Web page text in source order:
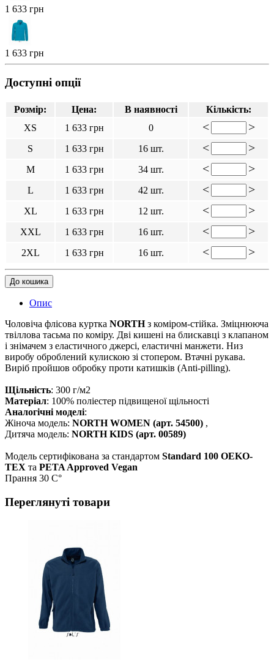
1 633 грн
1 633 грн
Доступні опції
Розмір: Цена: В наявності
Кількість:
XS
1 633 грн 0 < >
S 1 633 грн 16 шт. < >
M 1 633 грн 34 шт. < >
L 1 633 грн 42 шт. < >
XL 1 633 грн 12 шт. < >
XXL 1 633 грн 16 шт. < >
2XL 1 633 грн 16 шт. < >
До кошика
Опис
Чоловіча флісова куртка NORTHз коміром-стійка. Зміцнююча
твіллова тасьма по коміру. Дві кишені на блискавці з клапаном
і знімачем з еластичного джерсі, еластичні манжети. Низ
виробу оброблений кулискою зі стопером. Втачні рукава.
Виріб пройшов обробку проти катишків (Anti-pilling).
Щільність: 300 г/м2
Матеріал: 100% поліестер підвищеної щільності
Аналогічні моделі:
Жіноча модель: NORTH WOMEN (арт. 54500) ,
Дитяча модель: NORTH KIDS (арт. 00589)
Модель сертифікована за стандартом Standard 100 ОEKO-
TEX та PETA Approved Vegan
Прання 30 С°
Переглянуті товари